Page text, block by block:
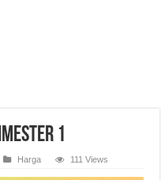
1
Harga 111 Views